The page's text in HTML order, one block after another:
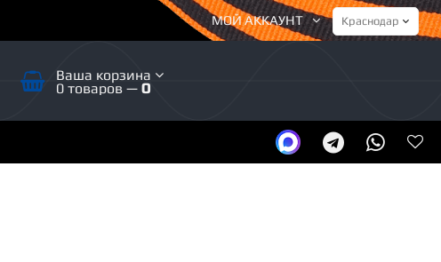
МОЙ АККАУНТ
Ваша корзина
0 товаров — 0